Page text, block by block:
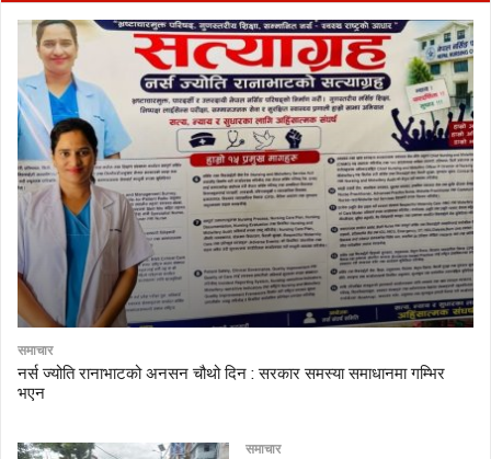
समाचार
नर्स ज्योति रानाभाटको अनसन चौथो दिन : सरकार समस्या समाधानमा गम्भिर
भएन
समाचार